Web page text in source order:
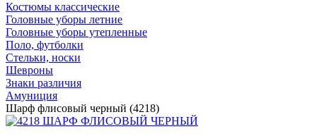
Костюмы классические
Головные уборы летние
Головные уборы утепленные
Поло, футболки
Стельки, носки
Шевроны
Знаки различия
Амуниция
Шарф флисовый черный (4218)